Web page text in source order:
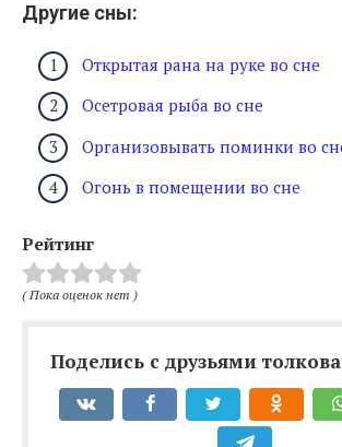
Другие сны:
Открытая рана на руке во сне
Осетровая рыба во сне
Организовывать поминки во
Огонь в помещении во сне
Рейтинг
( Пока оценок нет )
Поделись с друзьями